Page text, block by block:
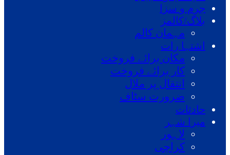
جرم و سزا
بلاگ/کالمز
مہمان کالم
اشتہا رات
مکان برائے فروخت
کار برائے فروخت
انتقال پر ملال
ضرورت سٹاف
حادثات
میرا شہر
لاہور
کراچی